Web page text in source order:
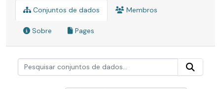
Conjuntos de dados Membros
Sobre Pages